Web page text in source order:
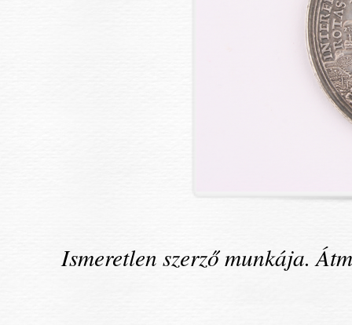
Ismeretlen szerző munkája.